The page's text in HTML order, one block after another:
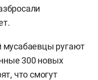
мусабаевцы ругают
300 новых
что смогут